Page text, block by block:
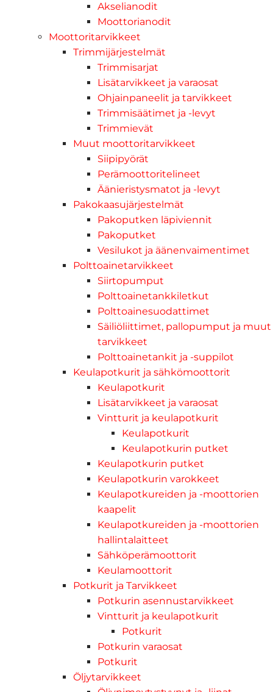
Akselianodit
Moottorianodit
Moottoritarvikkeet
Trimmijärjestelmät
Trimmisarjat
Lisätarvikkeet ja varaosat
Ohjainpaneelit ja tarvikkeet
Trimmisäätimet ja -levyt
Trimmievät
Muut moottoritarvikkeet
Siipipyörät
Perämoottoritelineet
Äänieristysmatot ja -levyt
Pakokaasujärjestelmät
Pakoputken läpiviennit
Pakoputket
Vesilukot ja äänenvaimentimet
Polttoainetarvikkeet
Siirtopumput
Polttoainetankkiletkut
Polttoainesuodattimet
Säiliöliittimet, pallopumput ja muut
tarvikkeet
Polttoainetankit ja -suppilot
Keulapotkurit ja sähkömoottorit
Keulapotkurit
Lisätarvikkeet ja varaosat
Vintturit ja keulapotkurit
Keulapotkurit
Keulapotkurin putket
Keulapotkurin putket
Keulapotkurin varokkeet
Keulapotkureiden ja -moottorien
kaapelit
Keulapotkureiden ja -moottorien
hallintalaitteet
Sähköperämoottorit
Keulamoottorit
Potkurit ja Tarvikkeet
Potkurin asennustarvikkeet
Vintturit ja keulapotkurit
Potkurit
Potkurin varaosat
Potkurit
Öljytarvikkeet